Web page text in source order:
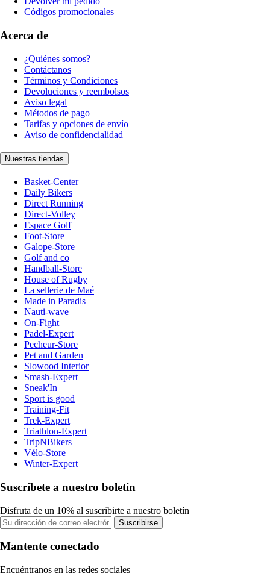
Códigos promocionales
Acerca de
¿Quiénes somos?
Contáctanos
Términos y Condiciones
Devoluciones y reembolsos
Aviso legal
Métodos de pago
Tarifas y opciones de envío
Aviso de confidencialidad
Nuestras tiendas
Basket-Center
Daily Bikers
Direct Running
Direct-Volley
Espace Golf
Foot-Store
Galope-Store
Golf and co
Handball-Store
House of Rugby
La sellerie de Maé
Made in Paradis
Nauti-wave
On-Fight
Padel-Expert
Pecheur-Store
Pet and Garden
Slowood Interior
Smash-Expert
Sneak'In
Sport is good
Training-Fit
Trek-Expert
Triathlon-Expert
TripNBikers
Vélo-Store
Winter-Expert
Suscríbete a nuestro boletín
Disfruta de un 10% al suscribirte a nuestro boletín
Suscribirse
Mantente conectado
Encuéntranos en las redes sociales